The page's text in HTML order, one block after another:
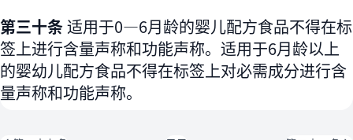
第三十条适用于0—6月龄的婴儿配方食品不得在标
签上进行含量声称和功能声称。适用于6月龄以上
的婴幼儿配方食品不得在标签上对必需成分进行含
量声称和功能声称。